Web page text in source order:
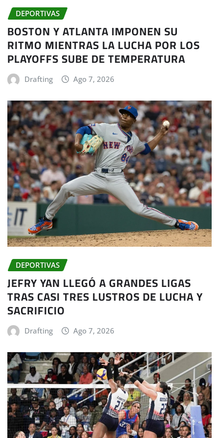
DEPORTIVAS
BOSTON Y ATLANTA IMPONEN SU
RITMO MIENTRAS LA LUCHA POR LOS
PLAYOFFS SUBE DE TEMPERATURA
Drafting Ago 7, 2026
DEPORTIVAS
JEFRY YAN LLEGÓ A GRANDES LIGAS
TRAS CASI TRES LUSTROS DE LUCHA Y
SACRIFICIO
Drafting Ago 7, 2026